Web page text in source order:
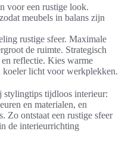
voor een rustige look.
meubels in balans zijn
rustige sfeer. Maximale
de ruimte. Strategisch
en reflectie. Kies warme
licht voor werkplekken.
stylingtips tijdloos interieur:
en materialen, en
Zo ontstaat een rustige sfeer
de interieurrichting